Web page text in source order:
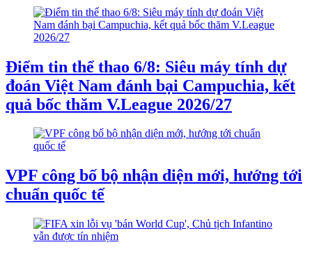
Điểm tin thể thao 6/8: Siêu máy tính dự
đoán Việt Nam đánh bại Campuchia, kết
quả bốc thăm V.League 2026/27
VPF công bố bộ nhận diện mới, hướng tới
chuẩn quốc tế